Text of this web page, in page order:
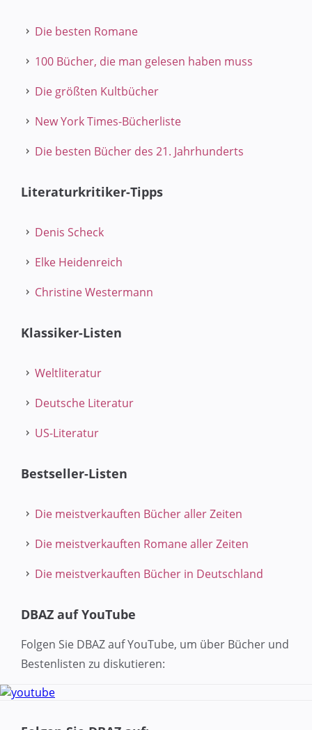
Die besten Romane
100 Bücher, die man gelesen haben muss
Die größten Kultbücher
New York Times-Bücherliste
Die besten Bücher des 21. Jahrhunderts
Literaturkritiker-Tipps
Denis Scheck
Elke Heidenreich
Christine Westermann
Klassiker-Listen
Weltliteratur
Deutsche Literatur
US-Literatur
Bestseller-Listen
Die meistverkauften Bücher aller Zeiten
Die meistverkauften Romane aller Zeiten
Die meistverkauften Bücher in Deutschland
DBAZ auf YouTube
Folgen Sie DBAZ auf YouTube, um über Bücher und
Bestenlisten zu diskutieren: